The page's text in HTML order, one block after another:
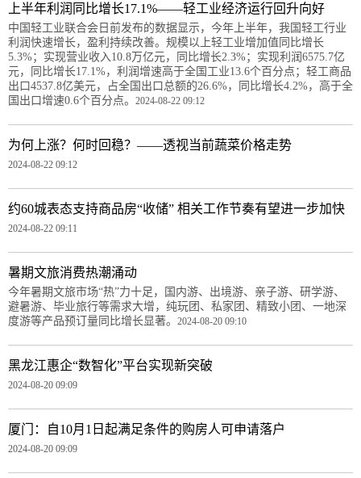
上半年利润同比增长17.1%——轻工业经济运行回升向好
中国轻工业联合会日前发布的数据显示，今年上半年，我国轻工行业
利润快速增长，盈利持续改善。规模以上轻工业增加值同比增长
5.3%；实现营业收入10.8万亿元，同比增长2.3%；实现利润6575.7亿
元，同比增长17.1%，利润增速高于全国工业13.6个百分点；轻工商品
出口4537.8亿美元，占全国出口总额的26.6%，同比增长4.2%，高于全
国出口增速0.6个百分点。 2024-08-22 09:12
为何上涨？何时回稳？——透视当前蔬菜价格走势
2024-08-22 09:12
约60城表态支持商品房“收储” 相关工作节奏有望进一步加快
2024-08-22 09:11
暑期文旅消费热潮涌动
今年暑期文旅市场“热”力十足，国内游、出境游、亲子游、研学游、
避暑游、毕业旅行等需求大增，纯玩团、私家团、精致小团、一地深
度游等产品预订量同比增长显著。 2024-08-20 09:10
黑龙江惠企“数智化”平台实现新突破
2024-08-20 09:09
厦门：自10月1日起满足条件的购房人可申请落户
2024-08-20 09:09